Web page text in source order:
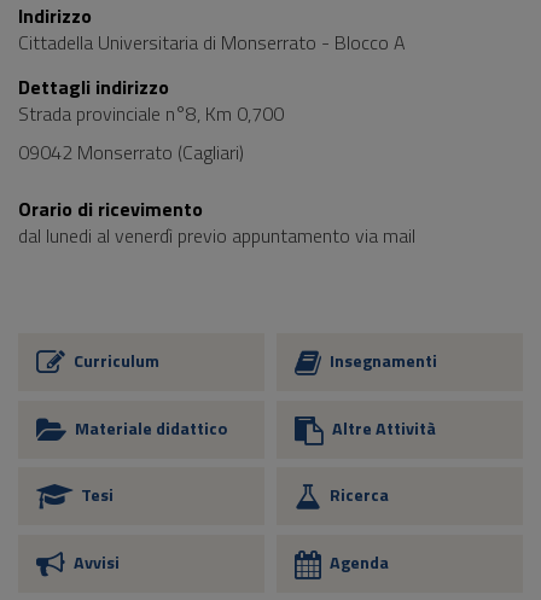
Indirizzo
Cittadella Universitaria di Monserrato - Blocco A
Dettagli indirizzo
Strada provinciale n°8, Km 0,700
09042 Monserrato (Cagliari)
Orario di ricevimento
dal lunedi al venerdì previo appuntamento via mail
Curriculum Insegnamenti
Materiale didattico Altre Attività
Tesi Ricerca
Avvisi Agenda